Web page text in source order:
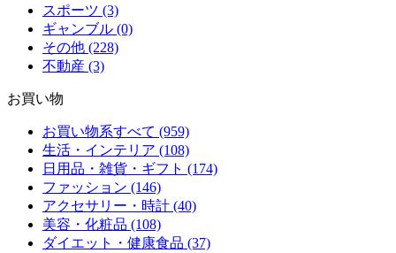
スポーツ (3)
ギャンブル (0)
その他 (228)
不動産 (3)
お買い物
お買い物系すべて (959)
生活・インテリア (108)
日用品・雑貨・ギフト (174)
ファッション (146)
アクセサリー・時計 (40)
美容・化粧品 (108)
ダイエット・健康食品 (37)